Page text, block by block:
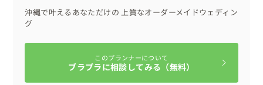
内を歩いて配られ、結びとなりました。
そのままおふたりは会場にご宿泊。ゆっくりと余韻を楽し
🌹アイテムについて
衣装、アクセサリー、ウェルカムスペースのグッズ、結婚
沖縄で叶えるあなただけの 上質なオーダーメイドウェディン
グ
このプランナーについて
ブラプラに相談してみる（無料）